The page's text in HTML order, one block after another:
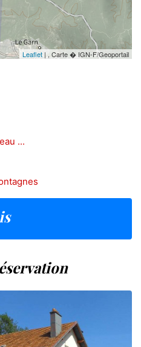
Leaflet | , Carte � IGN-F/Geoportail
...